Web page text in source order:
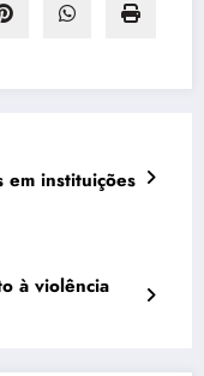
em instituições
à violência